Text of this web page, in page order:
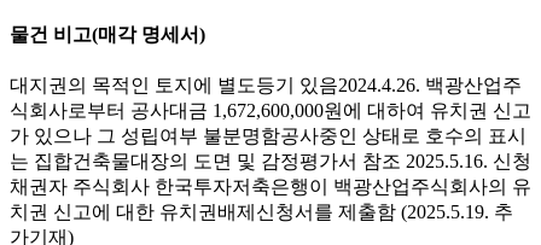
물건 비고(매각 명세서)
대지권의 목적인 토지에 별도등기 있음2024.4.26. 백광산업주
식회사로부터 공사대금 1,672,600,000원에 대하여 유치권 신고
가 있으나 그 성립여부 불분명함공사중인 상태로 호수의 표시
는 집합건축물대장의 도면 및 감정평가서 참조 2025.5.16. 신청
채권자 주식회사 한국투자저축은행이 백광산업주식회사의 유
치권 신고에 대한 유치권배제신청서를 제출함 (2025.5.19. 추
가기재)